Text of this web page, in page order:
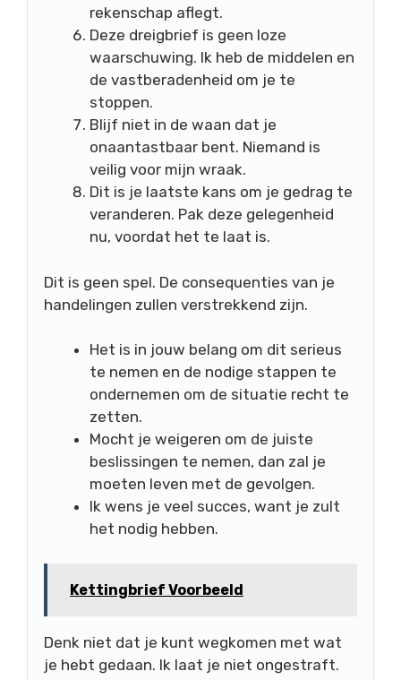
rekenschap aflegt.
Deze dreigbrief is geen loze
waarschuwing. Ik heb de middelen en
de vastberadenheid om je te
stoppen.
Blijf niet in de waan dat je
onaantastbaar bent. Niemand is
veilig voor mijn wraak.
Dit is je laatste kans om je gedrag te
veranderen. Pak deze gelegenheid
nu, voordat het te laat is.
Dit is geen spel. De consequenties van je
handelingen zullen verstrekkend zijn.
Het is in jouw belang om dit serieus
te nemen en de nodige stappen te
ondernemen om de situatie recht te
zetten.
Mocht je weigeren om de juiste
beslissingen te nemen, dan zal je
moeten leven met de gevolgen.
Ik wens je veel succes, want je zult
het nodig hebben.
Kettingbrief Voorbeeld
Denk niet dat je kunt wegkomen met wat
je hebt gedaan. Ik laat je niet ongestraft.